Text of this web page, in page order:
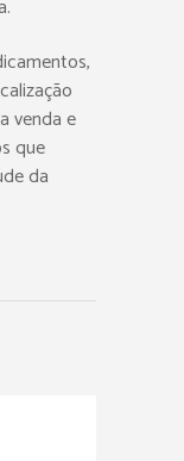
venda e
que
da